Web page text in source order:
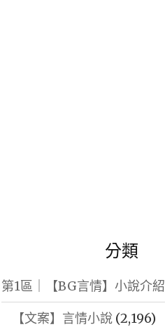
分類
第1區｜【BG言情】小說介紹
【文案】言情小說(2,196)